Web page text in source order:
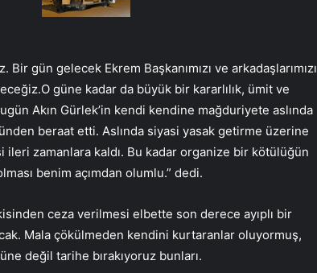
gün gelecek Ekrem Başkanımızı ve arkadaşlarımızı
güne kadar da büyük bir kararlılık, ümit ve
Akın Gürlek’in kendi kendine mağduriyete aslında
beraat etti. Aslında siyasi yasak getirme üzerine
zamanlara kaldı. Bu kadar organize bir kötülüğün
benim açımdan olumlu.” dedi.
ceza verilmesi elbette son derece ayıplı bir
Mala çökülmeden kendini kurtaranlar oluyormuş,
değil tarihe bırakıyoruz bunları.